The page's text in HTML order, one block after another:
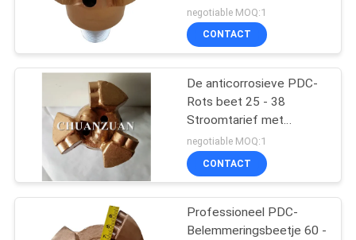
PDC-Boorbeetje
Beetje/4 Vleugels
Gouden Chevron
Belemmeringsbeetje
negotiable MOQ:1
CONTACT
De anticorrosieve PDC-
Rots beet 25 - 38
Stroomtarief met
Midden de
belemmeringsbeetje van
de Snijdersdiamant PDC
negotiable MOQ:1
CONTACT
Professioneel PDC-
Belemmeringsbeetje 60 -